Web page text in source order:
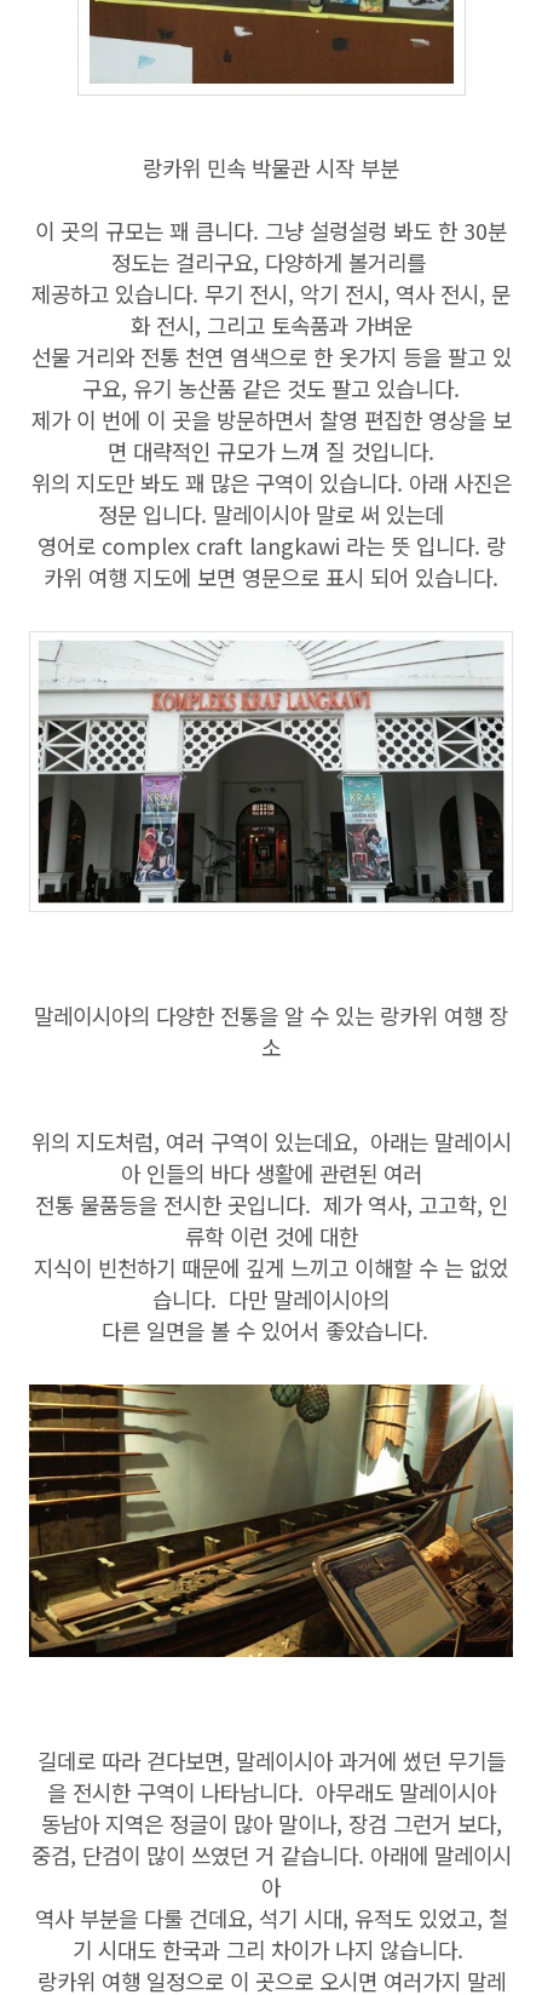
랑카위 민속 박물관 시작 부분
이 곳의 규모는 꽤 큼니다. 그냥 설렁설렁 봐도 한 30분
정도는 걸리구요, 다양하게 볼거리를
제공하고 있습니다. 무기 전시, 악기 전시, 역사 전시, 문
화 전시, 그리고 토속품과 가벼운
선물 거리와 전통 천연 염색으로 한 옷가지 등을 팔고 있
구요, 유기 농산품 같은 것도 팔고 있습니다.
제가 이 번에 이 곳을 방문하면서 찰영 편집한 영상을 보
면 대략적인 규모가 느껴 질 것입니다.
위의 지도만 봐도 꽤 많은 구역이 있습니다. 아래 사진은
정문 입니다. 말레이시아 말로 써 있는데
영어로 complex craft langkawi 라는 뜻 입니다. 랑
카위 여행 지도에 보면 영문으로 표시 되어 있습니다.
말레이시아의 다양한 전통을 알 수 있는 랑카위 여행 장
소
위의 지도처럼, 여러 구역이 있는데요, 아래는 말레이시
아 인들의 바다 생활에 관련된 여러
전통 물품등을 전시한 곳입니다. 제가 역사, 고고학, 인
류학 이런 것에 대한
지식이 빈천하기 때문에 깊게 느끼고 이해할 수 는 없었
습니다. 다만 말레이시아의
다른 일면을 볼 수 있어서 좋았습니다.
길데로 따라 걷다보면, 말레이시아 과거에 썼던 무기들
을 전시한 구역이 나타남니다. 아무래도 말레이시아
동남아 지역은 정글이 많아 말이나, 장검 그런거 보다,
중검, 단검이 많이 쓰였던 거 같습니다. 아래에 말레이시
아
역사 부분을 다룰 건데요, 석기 시대, 유적도 있었고, 철
기 시대도 한국과 그리 차이가 나지 않습니다.
랑카위 여행 일정으로 이 곳으로 오시면 여러가지 말레